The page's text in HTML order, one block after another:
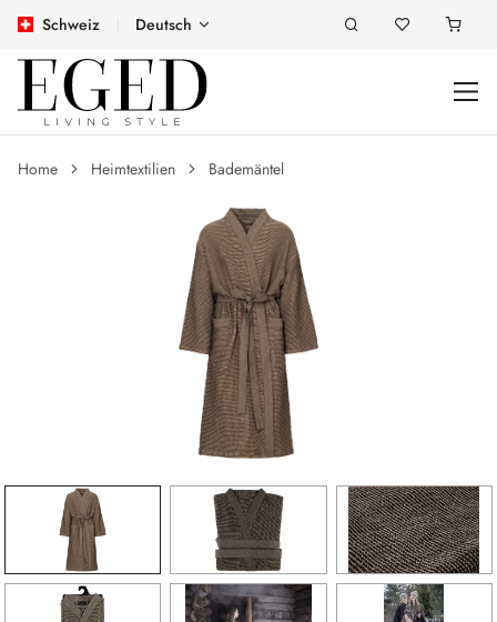
Schweiz Deutsch
Home Heimtextilien Bademäntel